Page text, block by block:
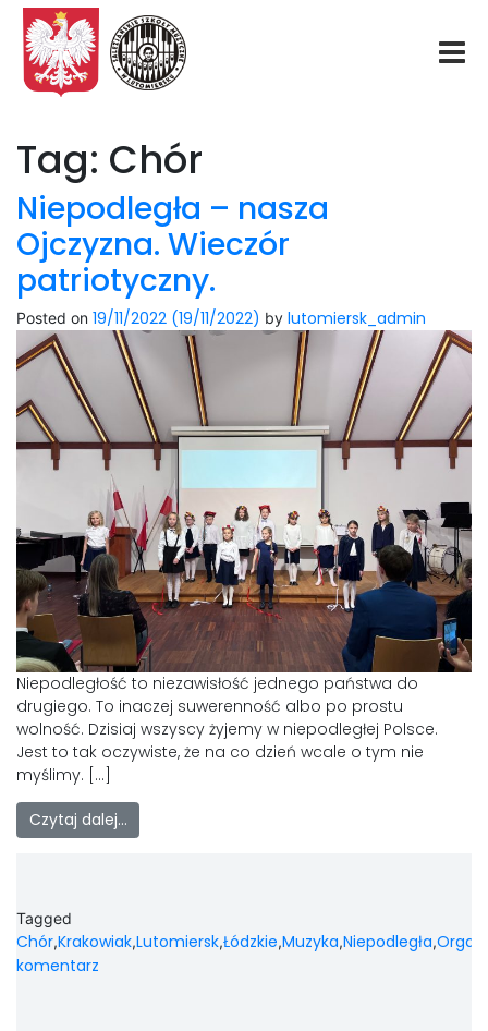
Aktualności
Rekrutacja
Konkurs organowy
LAOM
Klasztor
1,5%
Kontakt
Tag: Chór
Niepodległa – nasza
Ojczyzna. Wieczór
patriotyczny.
Posted on 19/11/2022 (19/11/2022) by lutomiersk_admin
Niepodległość to niezawisłość jednego państwa do
drugiego. To inaczej suwerenność albo po prostu
wolność. Dzisiaj wszyscy żyjemy w niepodległej Polsce.
Jest to tak oczywiste, że na co dzień wcale o tym nie
myślimy. […]
Czytaj dalej…
Tagged
Chór,Krakowiak,Lutomiersk,Łódzkie,Muzyka,Niepodległa,
komentarz